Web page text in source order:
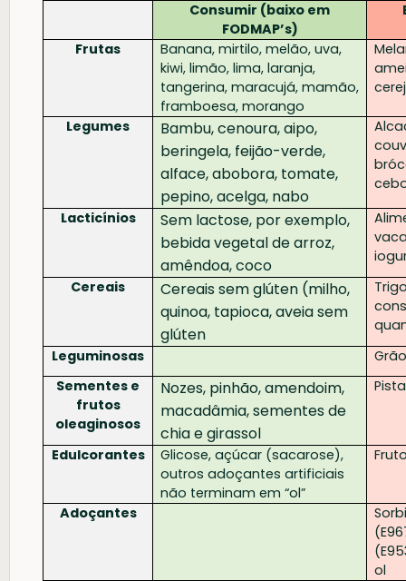
Consumir (baixo em
FODMAP’s)
Frutas
Banana, mirtilo, melão, uva,
kiwi, limão, lima, laranja,
tangerina, maracujá, mamão,
framboesa, morango
Legumes
Bambu, cenoura, aipo,
beringela, feijão-verde,
alface, abobora, tomate,
pepino, acelga, nabo
Lacticínios
Sem lactose, por exemplo,
bebida vegetal de arroz,
amêndoa, coco
Cereais
Cereais sem glúten (milho,
quinoa, tapioca, aveia sem
glúten
Leguminosas
Sementes e
frutos
oleaginosos
Nozes, pinhão, amendoim,
macadâmia, sementes de
chia e girassol
Edulcorantes
Glicose, açúcar (sacarose),
outros adoçantes artificiais
não terminam em “ol”
Adoçantes
ol